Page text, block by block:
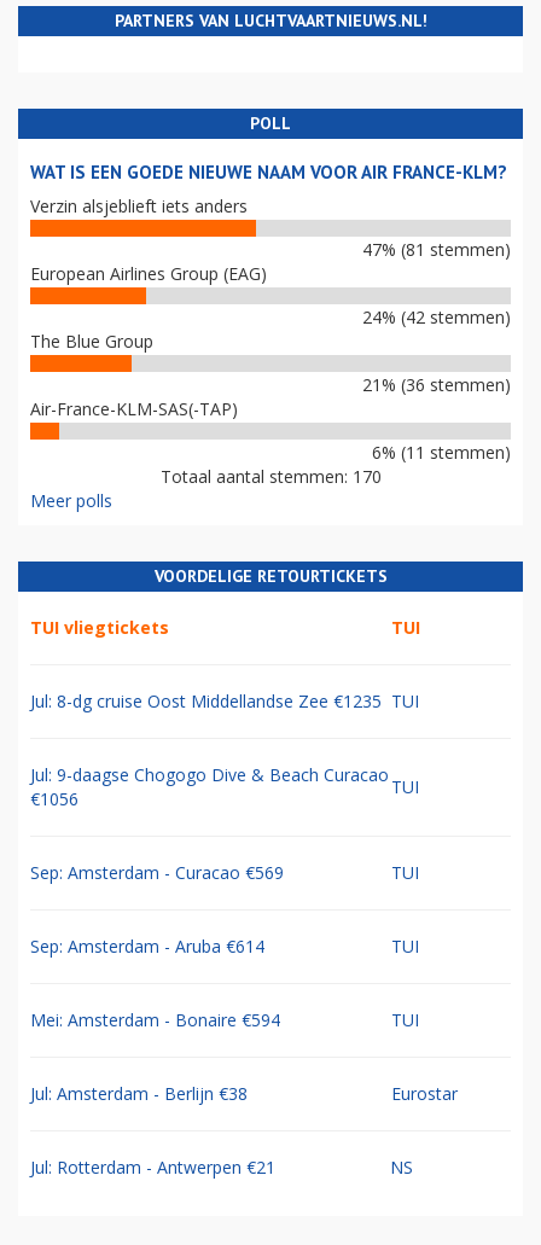
PARTNERS VAN LUCHTVAARTNIEUWS.NL!
POLL
WAT IS EEN GOEDE NIEUWE NAAM VOOR AIR FRANCE-KLM?
Verzin alsjeblieft iets anders
47% (81 stemmen)
European Airlines Group (EAG)
24% (42 stemmen)
The Blue Group
21% (36 stemmen)
Air-France-KLM-SAS(-TAP)
6% (11 stemmen)
Totaal aantal stemmen: 170
Meer polls
VOORDELIGE RETOURTICKETS
TUI vliegtickets TUI
Jul: 8-dg cruise Oost Middellandse Zee €1235 TUI
Jul: 9-daagse Chogogo Dive & Beach Curacao
€1056
TUI
Sep: Amsterdam - Curacao €569 TUI
Sep: Amsterdam - Aruba €614 TUI
Mei: Amsterdam - Bonaire €594 TUI
Jul: Amsterdam - Berlijn €38 Eurostar
Jul: Rotterdam - Antwerpen €21 NS